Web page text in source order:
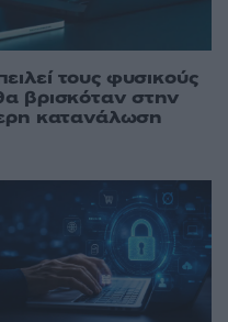
τους φυσικούς
βρισκόταν στην
κατανάλωση